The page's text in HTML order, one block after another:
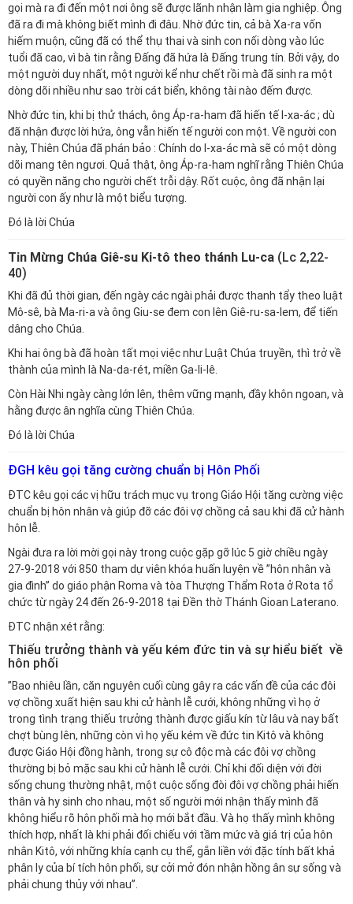
gọi mà ra đi đến một nơi ông sẽ được lãnh nhận làm gia nghiệp. Ông
đã ra đi mà không biết mình đi đâu. Nhờ đức tin, cả bà Xa-ra vốn
hiếm muộn, cũng đã có thể thụ thai và sinh con nối dòng vào lúc
tuổi đã cao, vì bà tin rằng Đấng đã hứa là Đấng trung tín. Bởi vậy, do
một người duy nhất, một người kể như chết rồi mà đã sinh ra một
dòng dõi nhiều như sao trời cát biển, không tài nào đếm được.
Nhờ đức tin, khi bị thử thách, ông Áp-ra-ham đã hiến tế I-xa-ác ; dù
đã nhận được lời hứa, ông vẫn hiến tế người con một. Về người con
này, Thiên Chúa đã phán bảo : Chính do I-xa-ác mà sẽ có một dòng
dõi mang tên ngươi. Quả thật, ông Áp-ra-ham nghĩ rằng Thiên Chúa
có quyền năng cho người chết trỗi dậy. Rốt cuộc, ông đã nhận lại
người con ấy như là một biểu tượng.
Đó là lời Chúa
Tin Mừng Chúa Giê-su Ki-tô theo thánh Lu-ca (Lc 2,22-
40)
Khi đã đủ thời gian, đến ngày các ngài phải được thanh tẩy theo luật
Mô-sê, bà Ma-ri-a và ông Giu-se đem con lên Giê-ru-sa-lem, để tiến
dâng cho Chúa.
Khi hai ông bà đã hoàn tất mọi việc như Luật Chúa truyền, thì trở về
thành của mình là Na-da-rét, miền Ga-li-lê.
Còn Hài Nhi ngày càng lớn lên, thêm vững mạnh, đầy khôn ngoan, và
hằng được ân nghĩa cùng Thiên Chúa.
Đó là lời Chúa
ĐGH kêu gọi tăng cường chuẩn bị Hôn Phối
ĐTC kêu gọi các vị hữu trách mục vụ trong Giáo Hội tăng cường việc
chuẩn bị hôn nhân và giúp đỡ các đôi vợ chồng cả sau khi đã cử hành
hôn lễ.
Ngài đưa ra lời mời gọi này trong cuộc gặp gỡ lúc 5 giờ chiều ngày
27-9-2018 với 850 tham dự viên khóa huấn luyện về ”hôn nhân và
gia đình” do giáo phận Roma và tòa Thượng Thẩm Rota ở Rota tổ
chức từ ngày 24 đến 26-9-2018 tại Đền thờ Thánh Gioan Laterano.
ĐTC nhận xét rằng:
Thiếu trưởng thành và yếu kém đức tin và sự hiểu biết về
hôn phối
”Bao nhiêu lần, căn nguyên cuối cùng gây ra các vấn đề của các đôi
vợ chồng xuất hiện sau khi cử hành lễ cưới, không những vì họ ở
trong tình trạng thiếu trưởng thành được giấu kín từ lâu và nay bất
chợt bùng lên, những còn vì họ yếu kém về đức tin Kitô và không
được Giáo Hội đồng hành, trong sự cô độc mà các đôi vợ chồng
thường bị bỏ mặc sau khi cử hành lễ cưới. Chỉ khi đối diện với đời
sống chung thường nhật, một cuộc sống đòi đôi vợ chồng phải hiến
thân và hy sinh cho nhau, một số người mới nhận thấy mình đã
không hiểu rõ hôn phối mà họ mới bắt đầu. Và họ thấy mình không
thích hợp, nhất là khi phải đối chiếu với tầm mức và giá trị của hôn
nhân Kitô, với những khía cạnh cụ thể, gắn liền với đặc tính bất khả
phân ly của bí tích hôn phối, sự cởi mở đón nhận hồng ân sự sống và
phải chung thủy với nhau”.